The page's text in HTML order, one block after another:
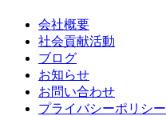
会社概要
社会貢献活動
ブログ
お知らせ
お問い合わせ
プライバシーポリシー